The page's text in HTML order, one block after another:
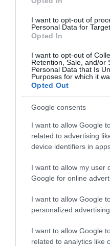
I want to opt-out of
Personal Data for
Opted In
I want to opt-out of
Retention, Sale, and/or
Personal Data that Is
Purposes for which it
Opted Out
Google consents
I want to allow Google
related to advertising
device identifiers in
I want to allow my user
Google for online
I want to allow Google
personalized advertising.
I want to allow Google
related to analytics like
ma.hu
Nagy erőkkel keresik a
Magyar Péter: átfogó
Kenyában bezzeg
Második világháborús
A Tisza-frakció
az államfőválasztás
Szomjazó gólyának
megható pillanatot
delfinanya